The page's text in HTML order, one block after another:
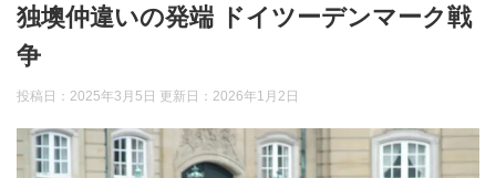
独墺仲違いの発端 ドイツーデンマーク戦
争
投稿日：2025年3月5日 更新日： 2026年1月2日